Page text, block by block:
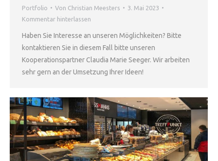
Portfolio Von Christian Meesters
3. Mai 2023
Kommentar hinterlassen
Haben Sie Interesse an unseren Möglichkeiten? Bitte
kontaktieren Sie in diesem Fall bitte unseren
Kooperationspartner Claudia Marie Seeger. Wir arbeiten
sehr gern an der Umsetzung Ihrer Ideen!